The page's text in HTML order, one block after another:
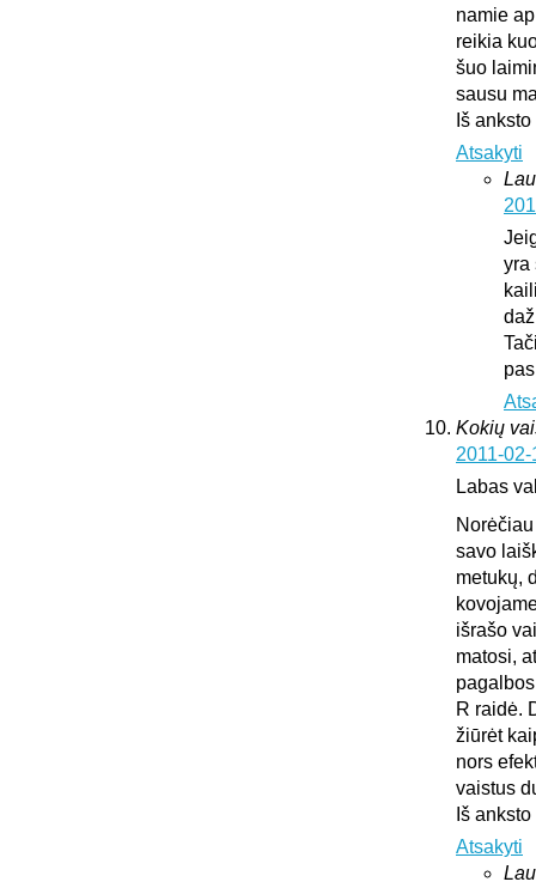
namie
reikia
šuo
sausu
Iš
Atsakyti
yra
Kokių
2011-
Labas
savo
metukų,
išrašo
matosi,
R raidė.
žiūrėt
nors
vaistus
Iš
Atsakyti